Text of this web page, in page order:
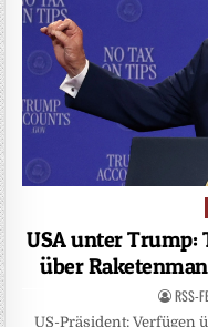
USA unter Trump:
über
RSS-
US-Präsident: Verfügen